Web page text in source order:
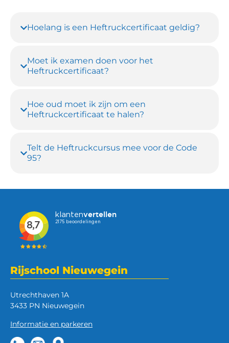
Hoelang is een Heftruckcertificaat geldig?
Moet ik examen doen voor het
Heftruckcertificaat?
Hoe oud moet ik zijn om een
Heftruckcertificaat te halen?
Telt de Heftruckcursus mee voor de Code
95?
Rijschool Nieuwegein
Utrechthaven 1A
3433 PN Nieuwegein
Informatie en parkeren